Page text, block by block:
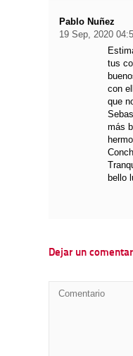
Pablo Nuñez
19 Sep, 2020
tus
con
que
más
bello
Dejar un